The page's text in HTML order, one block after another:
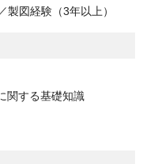
製図経験（3年以上）
関する基礎知識